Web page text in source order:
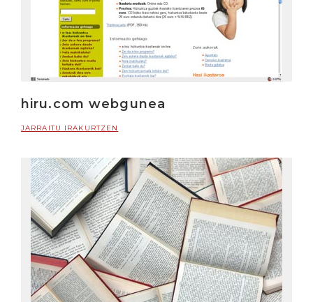
hiru.com webgunea
JARRAITU IRAKURTZEN